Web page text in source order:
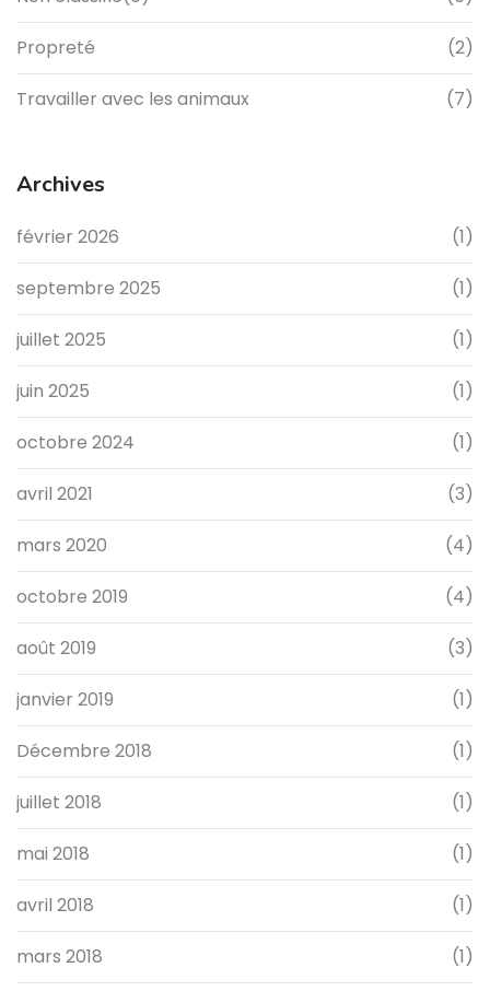
Propreté (2)
Travailler avec les animaux (7)
Archives
février 2026 (1)
septembre 2025 (1)
juillet 2025 (1)
juin 2025 (1)
octobre 2024 (1)
avril 2021 (3)
mars 2020 (4)
octobre 2019 (4)
août 2019 (3)
janvier 2019 (1)
Décembre 2018 (1)
juillet 2018 (1)
mai 2018 (1)
avril 2018 (1)
mars 2018 (1)